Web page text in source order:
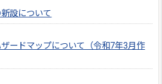
設について
ードマップについて（令和7年3月作